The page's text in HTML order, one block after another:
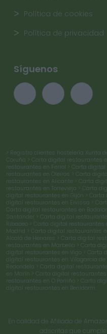
Política de cookies
Política de privacidad
Síguenos
> Registro clientes hostelería Xunta
Coruña > Carta digital restaurantes
restaurantes en Ferrol > Carta
restaurantes en Oleiros > Carta
restaurantes en Alicante > Carta
restaurantes en Torrevieja > Carta
digital restaurantes en Gijón >
digital restaurantes en Eivissa >
Carta digital restaurantes en
Santander > Carta digital
Ribadeo > Carta digital restaurantes
Madrid > Carta digital restaurantes
Alcalá de Henares > Carta digital
restaurantes en Marbella > Carta
digital restaurantes en Vigo > Carta
digital restaurantes en Vilagarcía de
Redondela > Carta digital
en Marín > Carta digital
restaurantes en O Porriño > Carta
digital restaurantes en Benidorm
En calidad de Afiliado de
adscritas que